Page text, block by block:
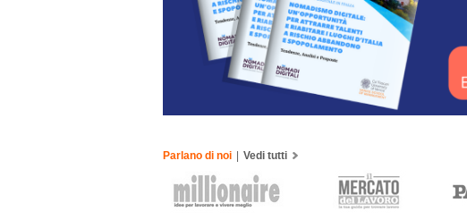
Parlano di noi | Vedi tutti